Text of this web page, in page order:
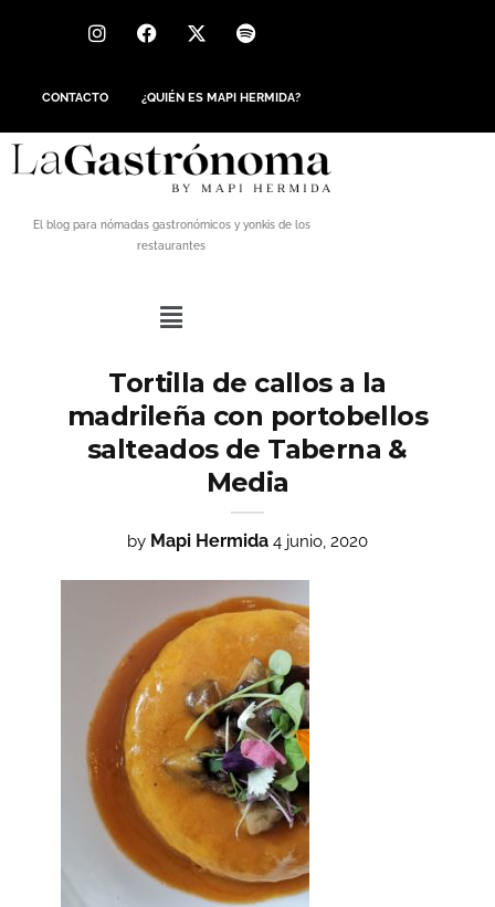
CONTACTO ¿QUIÉN ES MAPI HERMIDA?
El blog para nómadas gastronómicos y yonkis de los
restaurantes
Tortilla de callos a la
madrileña con portobellos
salteados de Taberna &
Media
by Mapi Hermida 4 junio, 2020